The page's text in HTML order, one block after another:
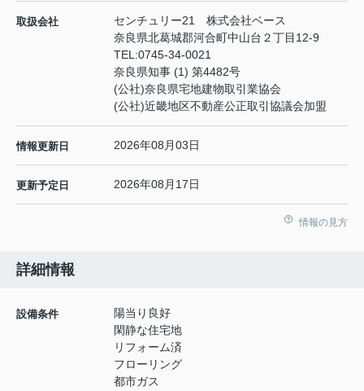
取扱会社
センチュリー21 株式会社ベース
奈良県北葛城郡河合町中山台２丁目12-9
TEL:0745-34-0021
奈良県知事 (1) 第4482号
(公社)奈良県宅地建物取引業協会
(公社)近畿地区不動産公正取引協議会加盟
情報更新日 2026年08月03日
更新予定日 2026年08月17日
情報の見方
詳細情報
設備条件
陽当り良好
閑静な住宅地
リフォーム済
フローリング
都市ガス